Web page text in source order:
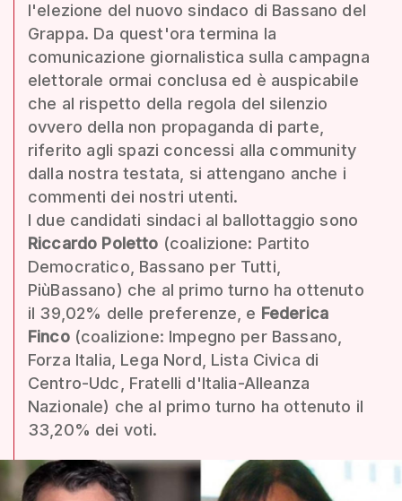
l'elezione del nuovo sindaco di Bassano del
Grappa. Da quest'ora termina la
comunicazione giornalistica sulla campagna
elettorale ormai conclusa ed è auspicabile
che al rispetto della regola del silenzio
ovvero della non propaganda di parte,
riferito agli spazi concessi alla community
dalla nostra testata, si attengano anche i
commenti dei nostri utenti.
I due candidati sindaci al ballottaggio sono
Riccardo Poletto (coalizione: Partito
Democratico, Bassano per Tutti,
PiùBassano) che al primo turno ha ottenuto
il 39,02% delle preferenze, e Federica
Finco(coalizione: Impegno per Bassano,
Forza Italia, Lega Nord, Lista Civica di
Centro-Udc, Fratelli d'Italia-Alleanza
Nazionale) che al primo turno ha ottenuto il
33,20% dei voti.